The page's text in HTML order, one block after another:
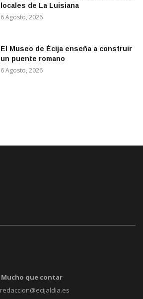
locales de La Luisiana
6 Agosto, 2026
El Museo de Écija enseña a construir
un puente romano
6 Agosto, 2026
Mucho que contar
redaccion@ecijaldia.es